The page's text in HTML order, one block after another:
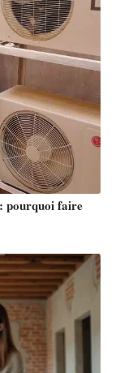
pourquoi faire